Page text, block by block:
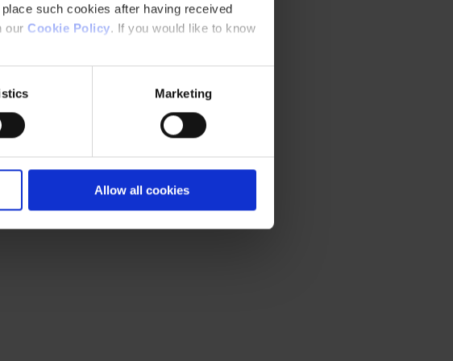
such cookies after having received
our Cookie Policy. If you would like to know
Marketing
Allow all cookies